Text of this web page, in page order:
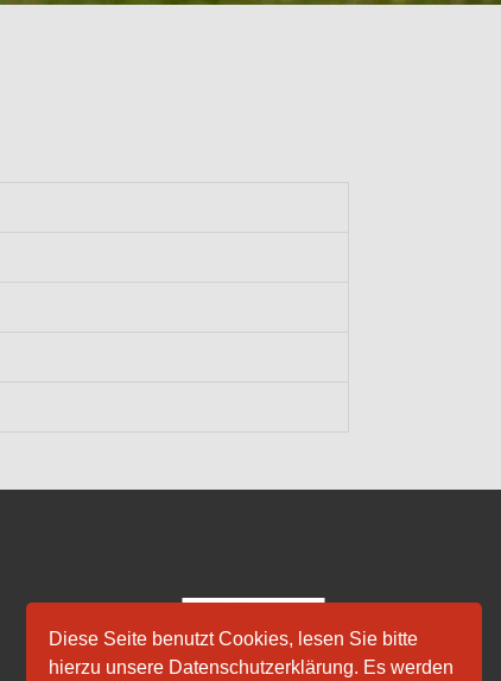
Diese Seite benutzt Cookies, lesen Sie bitte
hierzu unsere Datenschutzerklärung. Es werden